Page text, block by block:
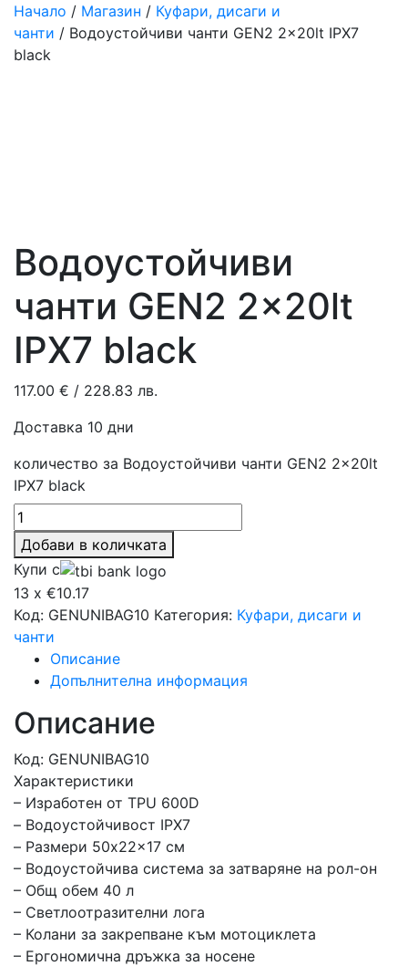
Начало / Магазин / Куфари, дисаги и
чанти / Водоустойчиви чанти GEN2 2x20lt IPX7
black
Водоустойчиви
чанти GEN2 2x20lt
IPX7 black
117.00 € / 228.83 лв.
Доставка 10 дни
количество за Водоустойчиви чанти GEN2 2x20lt
IPX7 black
Добави в количката
Купи с
13 x €10.17
Код: GENUNIBAG10 Категория: Куфари, дисаги и
чанти
Описание
Допълнителна информация
Описание
Код: GENUNIBAG10
Характеристики
– Изработен от TPU 600D
– Водоустойчивост IPX7
– Размери 50x22x17 см
– Водоустойчива система за затваряне на рол-он
– Общ обем 40 л
– Светлоотразителни лога
– Колани за закрепване към мотоциклета
– Ергономична дръжка за носене